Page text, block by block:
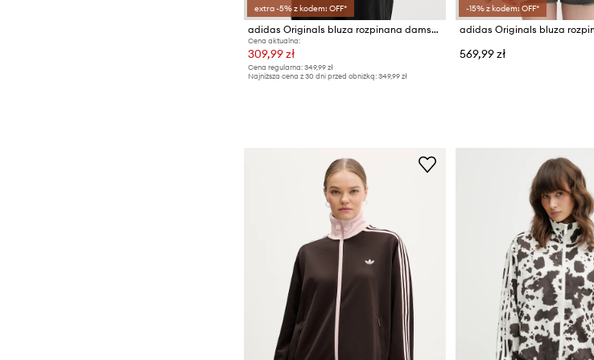
extra -5% z kodem: OFF*
adidas Originals bluza rozpinana damska
Cena aktualna:
309,99 zł
Cena regularna: 349,99 zł
Najniższa cena z 30 dni przed obniżką: 349,99 zł
-15% z kodem: OFF*
569,99 zł